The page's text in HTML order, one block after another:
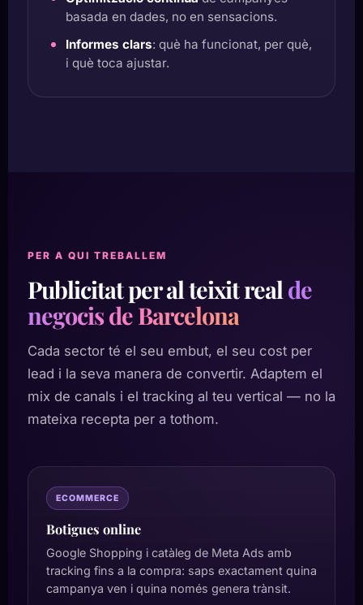
basada en dades, no en sensacions.
Informes clars: què ha funcionat, per què,
i què toca ajustar.
PER A QUI TREBALLEM
Publicitat per al teixit real de
negocis de Barcelona
Cada sector té el seu embut, el seu cost per
lead i la seva manera de convertir. Adaptem el
mix de canals i el tracking al teu vertical — no la
mateixa recepta per a tothom.
ECOMMERCE
Botigues online
Google Shopping i catàleg de Meta Ads amb
tracking fins a la compra: saps exactament quina
campanya ven i quina només genera trànsit.